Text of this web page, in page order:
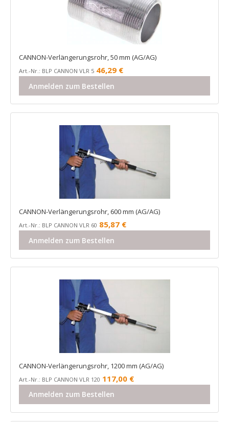
CANNON-Verlängerungsrohr, 50 mm (AG/AG)
Art.-Nr.: BLP CANNON VLR 5 46,29 €
Anmelden zum Bestellen
CANNON-Verlängerungsrohr, 600 mm (AG/AG)
Art.-Nr.: BLP CANNON VLR 60 85,87 €
Anmelden zum Bestellen
CANNON-Verlängerungsrohr, 1200 mm (AG/AG)
Art.-Nr.: BLP CANNON VLR 120 117,00 €
Anmelden zum Bestellen